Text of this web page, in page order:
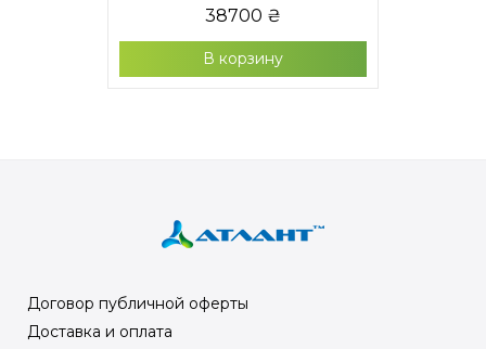
38700 ₴
В корзину
Договор публичной оферты
Доставка и оплата